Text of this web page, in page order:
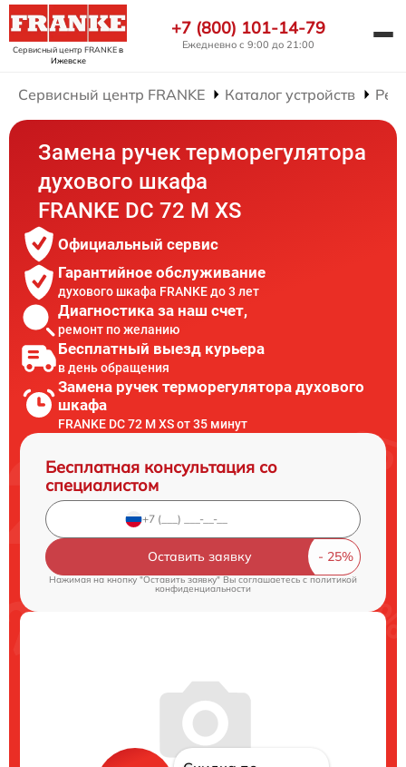
Сервисный центр FRANKEв
Ижевске
+7 (800) 101-14-79
Ежедневно с 9:00 до 21:00
Сервисный центр FRANKE Каталог устройств
Замена ручек терморегулятора
духового шкафа
FRANKE DC 72 M XS
Официальный сервис
Гарантийное обслуживание
духового шкафа FRANKE до 3 лет
Диагностика за наш счет,
ремонт по желанию
Бесплатный выезд курьера
в день обращения
Замена ручек терморегулятора духового
шкафа
FRANKE DC 72 M XS от 35 минут
Бесплатная консультация со
специалистом
Оставить заявку
Нажимая на кнопку "Оставить заявку" Вы соглашаетесь cполитикой
конфиденциальности